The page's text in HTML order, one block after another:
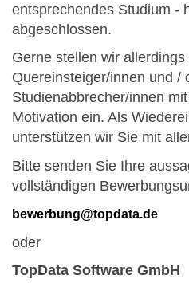
entsprechendes Studium -
abgeschlossen.
Gerne stellen wir allerdings
Quereinsteiger/innen und /
Studienabbrecher/innen
Motivation ein. Als
unterstützen wir Sie mit
Bitte senden Sie Ihre
vollständigen
bewerbung@topdata.de
oder
TopData Software GmbH